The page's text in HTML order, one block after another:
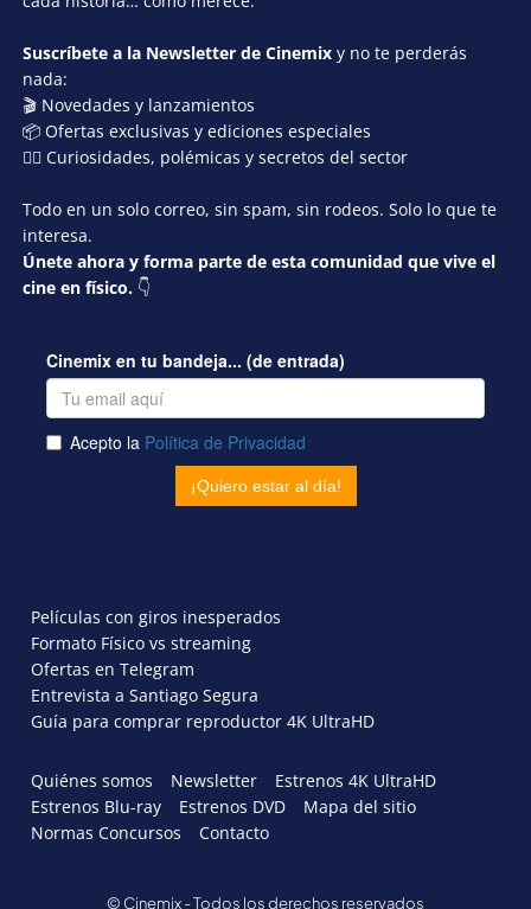
Suscríbete a la Newsletter de Cinemix y no te perderás
nada:
🎬 Novedades y lanzamientos
📦 Ofertas exclusivas y ediciones especiales
🕵️‍♂️ Curiosidades, polémicas y secretos del sector
Todo en un solo correo, sin spam, sin rodeos. Solo lo que te
interesa.
Únete ahora y forma parte de esta comunidad que vive el
cine en físico. 👇
Películas con giros inesperados
Formato Físico vs streaming
Ofertas en Telegram
Entrevista a Santiago Segura
Guía para comprar reproductor 4K UltraHD
Quiénes somos Newsletter
Estrenos 4K UltraHD
Estrenos Blu-ray
Estrenos DVD
Mapa del sitio
Normas Concursos
Contacto
© Cinemix - Todos los derechos reservados